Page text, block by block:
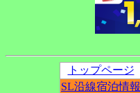
トップページ
SL沿線宿泊情報